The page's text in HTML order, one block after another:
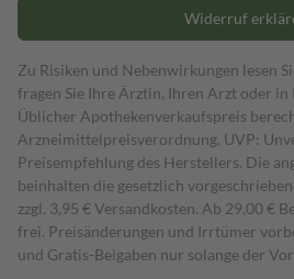
Widerruf
Zu Risiken und Nebenwirkungen lesen
fragen Sie Ihre Ärztin, Ihren Arzt oder in
Üblicher Apothekenverkaufspreis
Arzneimittelpreisverordnung. UVP:
Preisempfehlung des Herstellers. Die
beinhalten die gesetzlich
zzgl. 3,95 € Versandkosten. Ab 29,00 €
frei. Preisänderungen und Irrtümer
und Gratis-Beigaben nur solange der